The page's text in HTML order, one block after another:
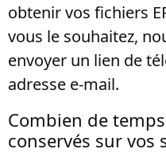
obtenir vos fichiers
vous le souhaitez,
envoyer un lien de
adresse e-mail.
Combien de
conservés sur vos